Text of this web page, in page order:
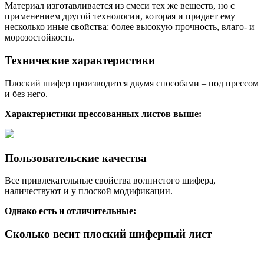
Материал изготавливается из смеси тех же веществ, но с
применением другой технологии, которая и придает ему
несколько иные свойства: более высокую прочность, влаго- и
морозостойкость.
Технические характеристики
Плоский шифер производится двумя способами – под прессом
и без него.
Характеристики прессованных листов выше:
Пользовательские качества
Все привлекательные свойства волнистого шифера,
наличествуют и у плоской модификации.
Однако есть и отличительные:
Сколько весит плоский шиферный лист